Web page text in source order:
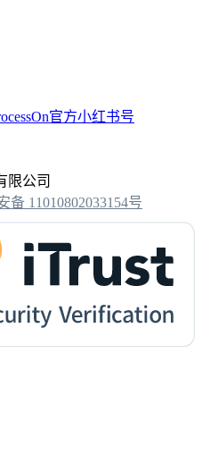
限公司
备 11010802033154号